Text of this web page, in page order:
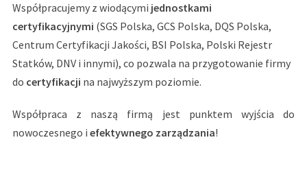
Współpracujemy z wiodącymi jednostkami
certyfikacyjnymi (SGS Polska, GCS Polska, DQS Polska,
Centrum Certyfikacji Jakości, BSI Polska, Polski Rejestr
Statków, DNV i innymi), co pozwala na przygotowanie firmy
do certyfikacji na najwyższym poziomie.
Współpraca z naszą firmą jest punktem wyjścia do
nowoczesnego i efektywnego zarządzania!